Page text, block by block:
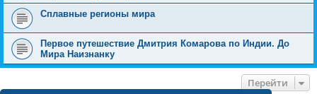
Сплавные регионы мира
Первое путешествие Дмитрия Комарова по Индии. До
Мира Наизнанку
Перейти